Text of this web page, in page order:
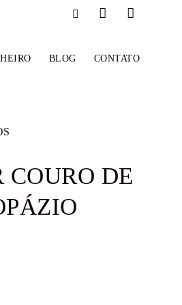
BLOG CONTATO
COURO DE